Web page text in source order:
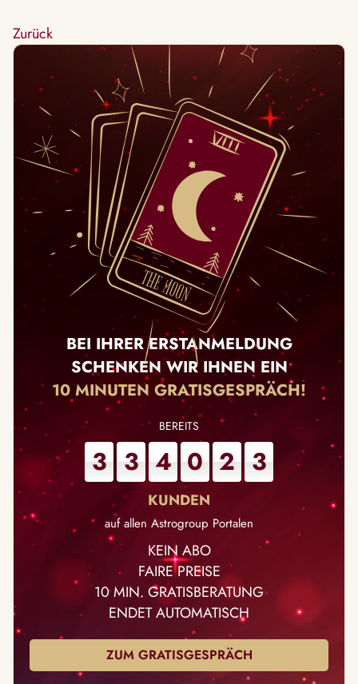
Zurück
BEI IHRER ERSTANMELDUNG
SCHENKEN WIR IHNEN EIN
10 MINUTEN GRATISGESPRÄCH!
3 3 4 0 2 3
auf allen Astrogroup Portalen
KEIN ABO
FAIRE PREISE
10 MIN. GRATISBERATUNG
ENDET AUTOMATISCH
ZUM GRATISGESPRÄCH